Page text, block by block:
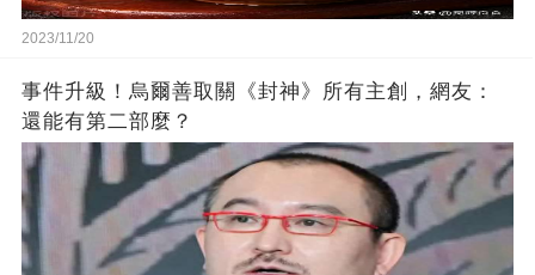
2023/11/20
事件升級！烏爾善取關《封神》所有主創，網友：
還能有第二部麼？